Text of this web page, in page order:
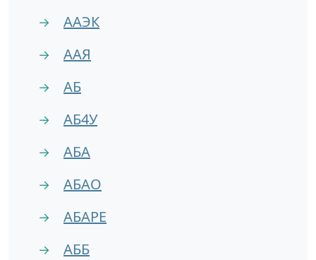
→ ААЭК
→ ААЯ
→ АБ
→ АБ4У
→ АБА
→ АБАО
→ АБАРЕ
→ АББ